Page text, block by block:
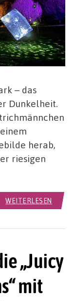
– das
Dunkelheit.
herab,
riesigen
WEITERLESEN
„Juicy
mit